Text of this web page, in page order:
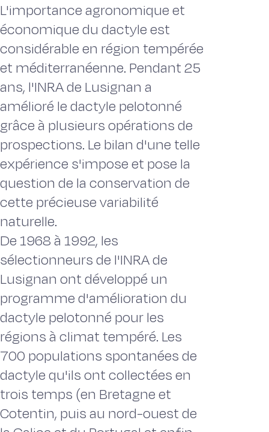
L'importance agronomique et
économique du dactyle est
considérable en région tempérée
et méditerranéenne. Pendant 25
ans, l'INRA de Lusignan a
amélioré le dactyle pelotonné
grâce à plusieurs opérations de
prospections. Le bilan d'une telle
expérience s'impose et pose la
question de la conservation de
cette précieuse variabilité
naturelle.
De 1968 à 1992, les
sélectionneurs de l'INRA de
Lusignan ont développé un
programme d'amélioration du
dactyle pelotonné pour les
régions à climat tempéré. Les
700 populations spontanées de
dactyle qu'ils ont collectées en
trois temps (en Bretagne et
Cotentin, puis au nord-ouest de